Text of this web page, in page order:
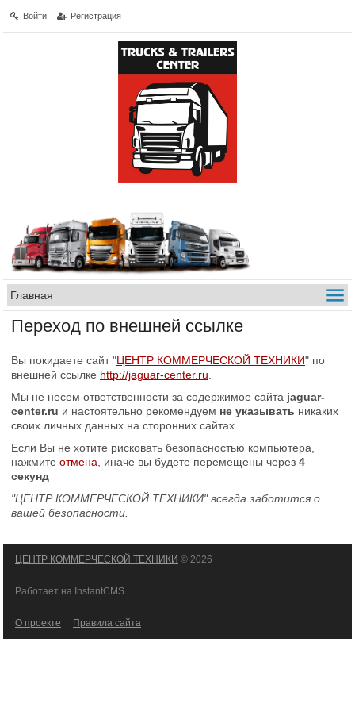
Войти Регистрация
Переход по внешней ссылке
Вы покидаете сайт "ЦЕНТР КОММЕРЧЕСКОЙ ТЕХНИКИ" по
внешней ссылке http://jaguar-center.ru
Мы не несем ответственности за содержимое сайта jaguar-
center.ru и настоятельно рекомендуем не указывать никаких
своих личных данных на сторонних сайтах.
Если Вы не хотите рисковать безопасностью компьютера,
нажмите отмена , иначе вы будете перемещены через 4
секунд
"ЦЕНТР КОММЕРЧЕСКОЙ ТЕХНИКИ" всегда заботится о
вашей безопасности.
ЦЕНТР КОММЕРЧЕСКОЙ ТЕХНИКИ © 2026
Работает на InstantCMS
О проекте Правила сайта